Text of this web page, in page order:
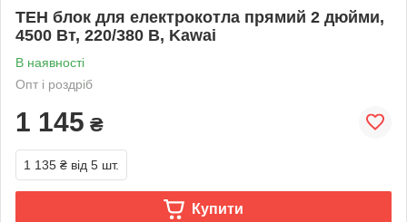
ТЕН блок для електрокотла прямий 2 дюйми,
4500 Вт, 220/380 В, Kawai
В наявності
Опт і роздріб
1 145 ₴
1 135 ₴ від 5 шт.
Купити